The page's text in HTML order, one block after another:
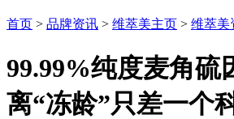
首页 > 品牌资讯 > 维萃美主页 > 维萃美
99.99%纯度麦角硫
离“冻龄”只差一个